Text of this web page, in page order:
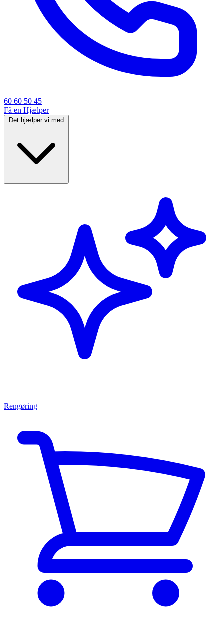
60 60 50 45
Få en Hjælper
Det hjælper vi med
Rengøring